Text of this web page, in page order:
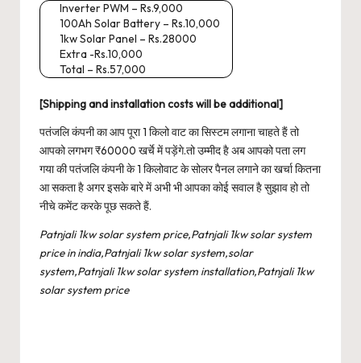
Inverter PWM – Rs.9,000
100Ah Solar Battery – Rs.10,000
1kw Solar Panel – Rs.28000
Extra -Rs.10,000
Total – Rs.57,000
[Shipping and installation costs will be additional]
पतंजलि कंपनी का आप पूरा 1 किलो वाट का सिस्टम लगाना चाहते हैं तो
आपको लगभग ₹60000 खर्चे में पड़ेंगे.तो उम्मीद है अब आपको पता लग
गया की पतंजलि कंपनी के 1 किलोवाट के सोलर पैनल लगाने का खर्चा कितना
आ सकता है अगर इसके बारे में अभी भी आपका कोई सवाल है सुझाव हो तो
नीचे कमेंट करके पूछ सकते हैं.
Patnjali 1kw solar system price,Patnjali 1kw solar system
price in india,Patnjali 1kw solar system,solar
system,Patnjali 1kw solar system installation,Patnjali 1kw
solar system price